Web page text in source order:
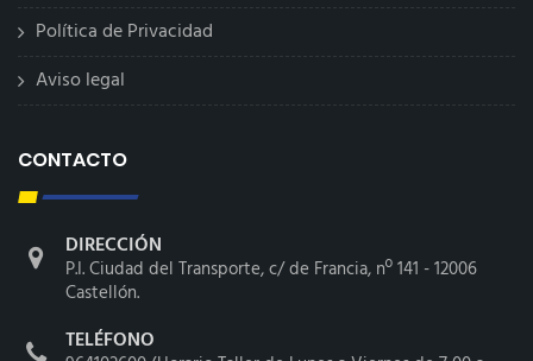
Política de Privacidad
Aviso legal
CONTACTO
DIRECCIÓN
P.I. Ciudad del Transporte, c/ de Francia, nº 141 - 12006
Castellón.
TELÉFONO